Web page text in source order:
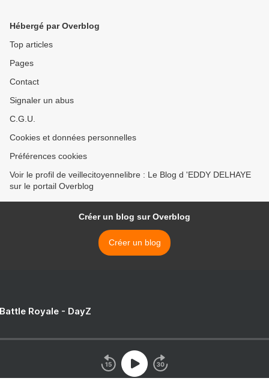
Hébergé par Overblog
Top articles
Pages
Contact
Signaler un abus
C.G.U.
Cookies et données personnelles
Préférences cookies
Voir le profil de veillecitoyennelibre : Le Blog d 'EDDY DELHAYE
sur le portail Overblog
Créer un blog sur Overblog
Créer un blog
Royale - DayZ